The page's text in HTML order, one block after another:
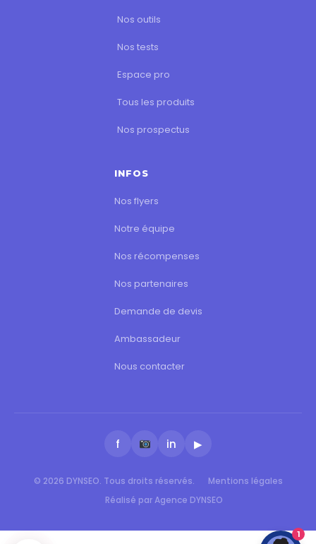
Nos outils
Nos tests
Espace pro
Tous les produits
Nos prospectus
INFOS
Nos flyers
Notre équipe
Nos récompenses
Nos partenaires
Demande de devis
Ambassadeur
Nous contacter
f in ▶
© 2026 DYNSEO. Tous droits réservés.
Mentions légales
Réalisé par Agence DYNSEO
1